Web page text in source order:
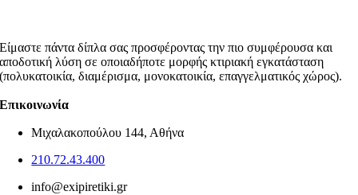
Είμαστε πάντα δίπλα σας προσφέροντας την πιο συμφέρουσα και
αποδοτική λύση σε οποιαδήποτε μορφής κτιριακή εγκατάσταση
(πολυκατοικία, διαμέρισμα, μονοκατοικία, επαγγελματικός χώρος).
Επικοινωνία
Μιχαλακοπούλου 144, Αθήνα
210.72.43.400
info@exipiretiki.gr